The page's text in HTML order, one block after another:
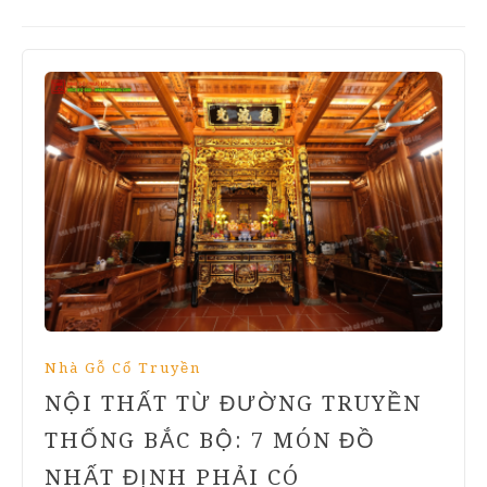
Nhà Gỗ Cổ Truyền
NỘI THẤT TỪ ĐƯỜNG TRUYỀN
THỐNG BẮC BỘ: 7 MÓN ĐỒ
NHẤT ĐỊNH PHẢI CÓ